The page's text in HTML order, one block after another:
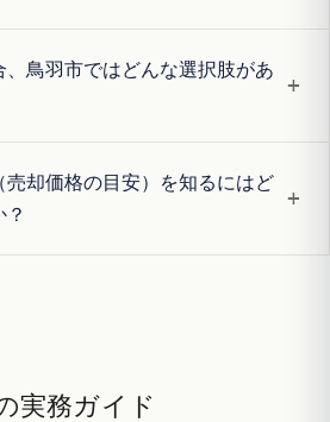
鳥羽市ではどんな選択肢があ
+
売却価格の目安）を知るにはど
+
実務ガイド